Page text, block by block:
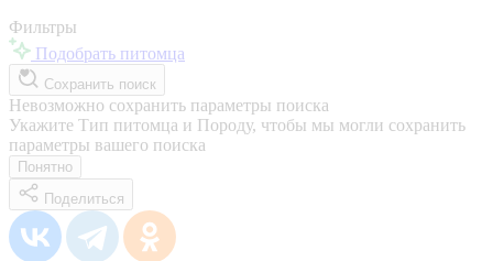
Фильтры
Подобрать питомца
Сохранить поиск
Невозможно сохранить параметры поиска
Укажите Тип питомца и Породу, чтобы мы могли сохранить
параметры вашего поиска
Понятно
Поделиться